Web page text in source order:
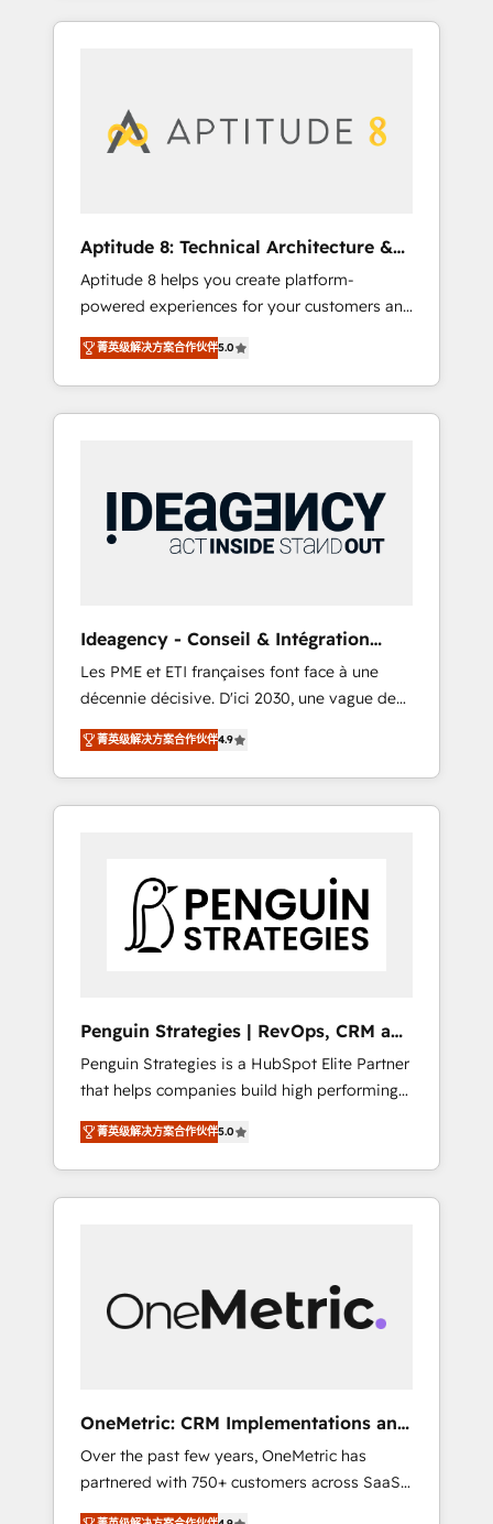
structuration de votre projet HubSpot,
comptes existants. En France et à
digitale et des startups florissantes. Nos 3
grandes expertises sont : ➤ L’intégration de
synchronisation API, audit et maintenance) ➤
La création de sites internet de conversion
qui transforment les visiteurs en
opportunités d'affaires ➤ La mise en place
de stratégies d'acquisition marketing (SEO,
SEA, inbound, automatisation marketing,
ABM, IA, emailing) Informations clés : - 10 ans
certifications HubSpot cumulées
Aptitude 8: Technical Architecture &
Deployment
Aptitude 8 helps you create platform-
powered experiences for your customers and
teams. We build multi-hub solutions and
orchestrate operations across your entire
tech stack. Aptitude 8 is trusted by top
brands such as Lenovo, Bluetooth,
Association, Randstad, Uber Freight, and
HubSpot itself. We have the largest technical
consulting team of any HubSpot partner and
extensibility. When you work with Aptitude 8,
you get a team – not an individual – with
embedded consulting, strategy,
development, and project management. We
have 100% US-based, FTE team members.
We offer project-based and managed
services engagements that include new
extensibility, custom development, and
ongoing RevOps support.
菁英级解决方案合作伙伴5.0
Ideagency - Conseil & Intégration
HubSpot
Les PME et ETI françaises font face à une
décennie décisive. D'ici 2030, une vague de
consolidation va recomposer le marché.
Seules survivront les entreprises qui auront
réussi leur transformation. Le problème ?
58% des dirigeants savent que l'IA est vitale
leurs données. C'est le paradoxe français :
conscience totale, action nulle. La solution
s'appelle l'Entreprise Augmentée. Ce n'est pas
Pas pour remplacer l'humain, mais pour
l'augmenter. Chez Ideagency, nous
accompagnons cette transformation. D'abord
les fondations : des données unifiées, des
processus alignés. Ensuite l'augmentation :
l'IA là où elle crée de la valeur. Et surtout :
l'humain qui reste au centre. Parce que la
菁英级解决方案合作伙伴4.9
Penguin Strategies | RevOps, CRM and
AI
Penguin Strategies is a HubSpot Elite Partner
that helps companies build high performing
revenue operations across complex sales
cycles, multi system environments and global
SaaS or manufacturing teams. Trusted by
leading enterprises and fast growing scale
architecture 🔗 CRM migrations & End to end
integrations 🤖 AI workflows & enrichment 📘
rely on for scalable revenue insights.
菁英级解决方案合作伙伴5.0
OneMetric: CRM Implementations and
GTM engineering
Over the past few years, OneMetric has
partnered with 750+ customers across SaaS,
fintech, healthcare, real estate, and other